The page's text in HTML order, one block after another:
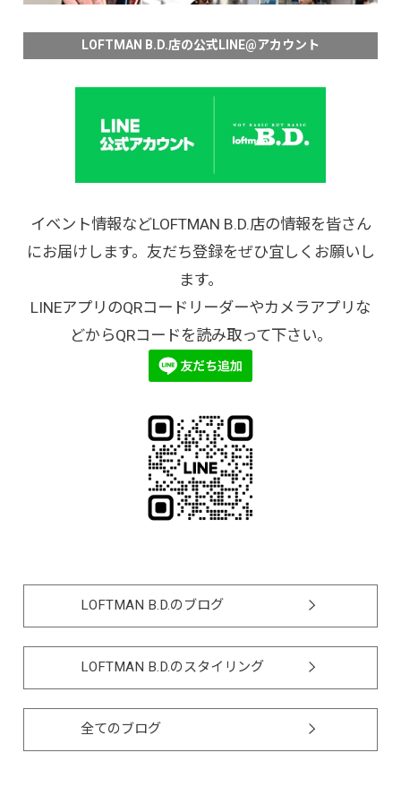
LOFTMAN B.D.店の公式LINE@アカウント
イベント情報などLOFTMAN B.D.店の情報を皆さん
にお届けします。友だち登録をぜひ宜しくお願いし
ます。
LINEアプリのQRコードリーダーやカメラアプリな
どからQRコードを読み取って下さい。
LOFTMAN B.D.のブログ
LOFTMAN B.D.のスタイリング
全てのブログ